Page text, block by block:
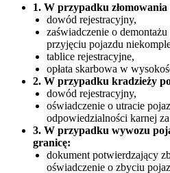
1. W przypadku
dowód rejestracyjny,
zaświadczenie o
przyjęciu pojazdu
tablice rejestracyjne,
opłata skarbowa w
2. W przypadku kradzieży
dowód rejestracyjny,
oświadczenie o utracie
odpowiedzialności karnej
3. W przypadku wywozu
granicę:
dokument potwierdzający
oświadczenie o zbyciu